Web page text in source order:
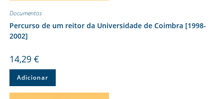
Documentos
Percurso de um reitor da Universidade de Coimbra [1998-
2002]
14,29 €
Adicionar